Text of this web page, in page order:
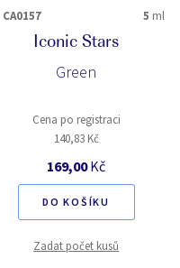
CA0157 5 ml
Iconic Stars
Green
Cena po registraci
140,83 Kč
169,00Kč
DO KOŠÍKU
Zadat počet kusů